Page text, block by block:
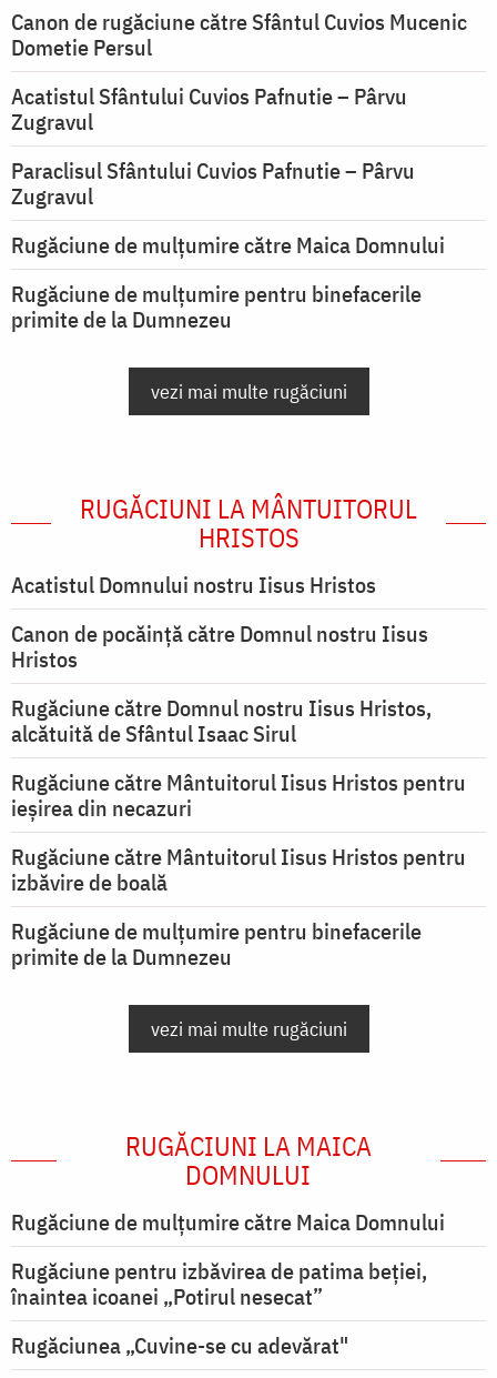
Canon de rugăciune către Sfântul Cuvios Mucenic
Dometie Persul
Acatistul Sfântului Cuvios Pafnutie – Pârvu
Zugravul
Paraclisul Sfântului Cuvios Pafnutie – Pârvu
Zugravul
Rugăciune de mulţumire către Maica Domnului
Rugăciune de mulțumire pentru binefacerile
primite de la Dumnezeu
vezi mai multe rugăciuni
RUGĂCIUNI LA MÂNTUITORUL
HRISTOS
Acatistul Domnului nostru Iisus Hristos
Canon de pocăință către Domnul nostru Iisus
Hristos
Rugăciune către Domnul nostru Iisus Hristos,
alcătuită de Sfântul Isaac Sirul
Rugăciune către Mântuitorul Iisus Hristos pentru
ieşirea din necazuri
Rugăciune către Mântuitorul Iisus Hristos pentru
izbăvire de boală
Rugăciune de mulțumire pentru binefacerile
primite de la Dumnezeu
vezi mai multe rugăciuni
RUGĂCIUNI LA MAICA
DOMNULUI
Rugăciune de mulţumire către Maica Domnului
Rugăciune pentru izbăvirea de patima beției,
înaintea icoanei „Potirul nesecat”
Rugăciunea „Cuvine-se cu adevărat"